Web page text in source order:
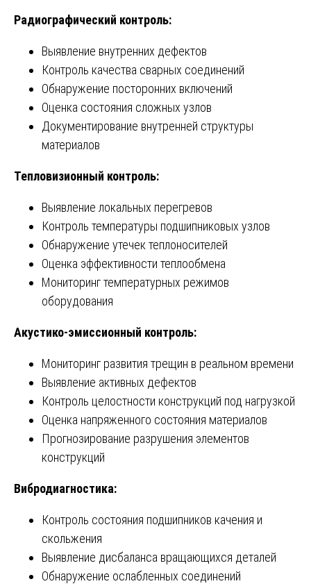
Радиографический контроль:
Выявление внутренних дефектов
Контроль качества сварных соединений
Обнаружение посторонних включений
Оценка состояния сложных узлов
Документирование внутренней структуры
материалов
Тепловизионный контроль:
Выявление локальных перегревов
Контроль температуры подшипниковых узлов
Обнаружение утечек теплоносителей
Оценка эффективности теплообмена
Мониторинг температурных режимов
оборудования
Акустико-эмиссионный контроль:
Мониторинг развития трещин в реальном времени
Выявление активных дефектов
Контроль целостности конструкций под нагрузкой
Оценка напряженного состояния материалов
Прогнозирование разрушения элементов
конструкций
Вибродиагностика:
Контроль состояния подшипников качения и
скольжения
Выявление дисбаланса вращающихся деталей
Обнаружение ослабленных соединений